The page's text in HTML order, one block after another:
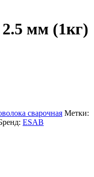
мм (1кг)
сварочная Метки:
ESAB